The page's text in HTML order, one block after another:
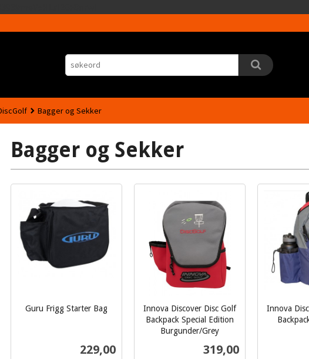
innholdet
Bagger og Sekker
Bagger og Sekker
Guru Frigg Starter Bag
Pris
229,00
Innova Discover Disc Golf
Backpack Special Edition
Burgunder/Grey
Pris
319,00
Innova